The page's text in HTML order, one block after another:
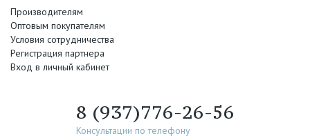
Производителям
Оптовым покупателям
Условия сотрудничества
Регистрация партнера
Вход в личный кабинет
8 (937)776-26-56
Консультации по телефону